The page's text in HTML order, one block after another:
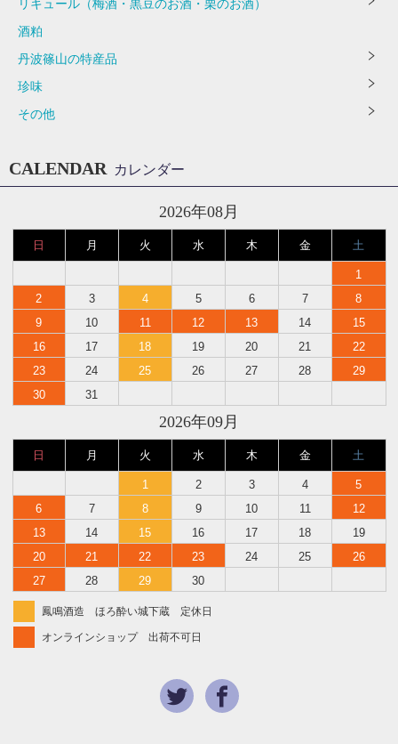
リキュール（梅酒・黒豆のお酒・栗のお酒）
酒粕
丹波篠山の特産品
珍味
その他
CALENDAR カレンダー
2026年08月
日 月 火 水 木 金 土
1
2
3 4 5 6 7
8
9
10 11 12 13 14
15
16
17 18 19 20 21
22
23
24 25 26 27 28
29
30
31
2026年09月
日 月 火 水 木 金 土
1 2 3 4
5
6
7 8 9 10 11
12
13
14 15 16 17 18
19
20
21 22 23 24 25
26
27
28 29 30
鳳鳴酒造 ほろ酔い城下蔵 定休日
オンラインショップ 出荷不可日